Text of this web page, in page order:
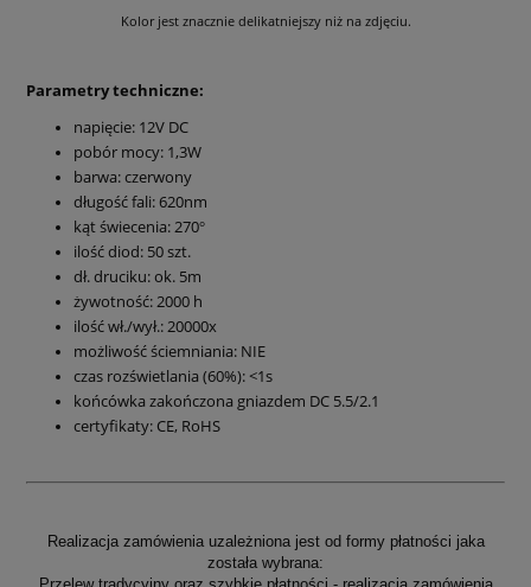
Kolor jest znacznie delikatniejszy niż na zdjęciu.
Parametry techniczne:
napięcie: 12V DC
pobór mocy: 1,3W
barwa: czerwony
długość fali: 620nm
kąt świecenia: 270°
ilość diod: 50 szt.
dł. druciku: ok. 5m
żywotność: 2000 h
ilość wł./wył.: 20000x
możliwość ściemniania: NIE
czas rozświetlania (60%): <1s
końcówka zakończona gniazdem DC 5.5/2.1
certyfikaty: CE, RoHS
Realizacja zamówienia uzależniona jest od formy płatności jaka
została wybrana: